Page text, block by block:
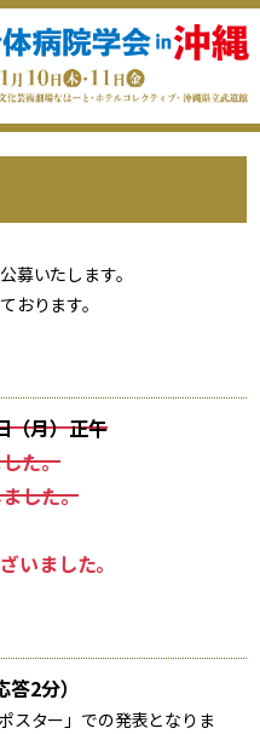
募いたします。
おります。
（月）正午
た。
した。
いました。
2分）
スター」での発表となりま